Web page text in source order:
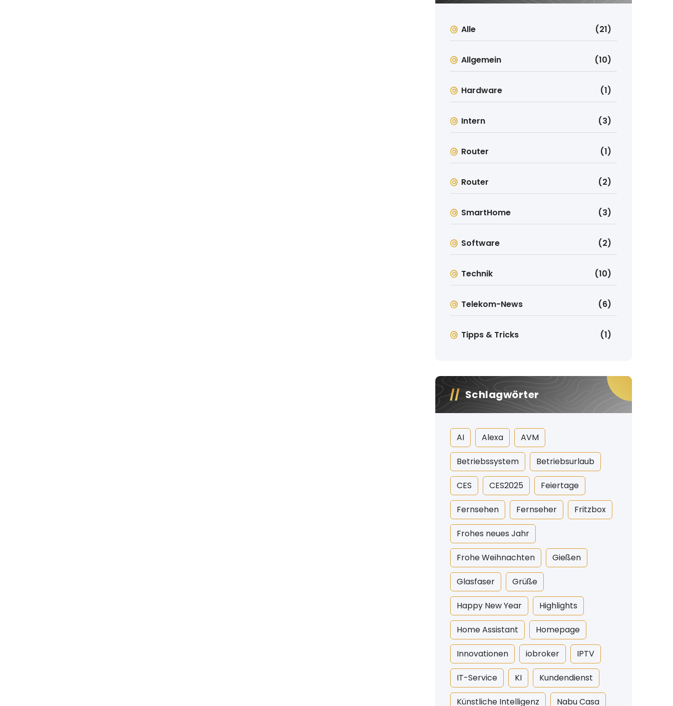
Alle (21)
Allgemein (10)
Hardware (1)
Intern (3)
Router (1)
Router (2)
SmartHome (3)
Software (2)
Technik (10)
Telekom-News (6)
Tipps & Tricks (1)
Schlagwörter
AI Alexa AVM
Betriebssystem Betriebsurlaub
CES CES2025 Feiertage
Fernsehen Fernseher Fritzbox
Frohes neues Jahr
Frohe Weihnachten Gießen
Glasfaser Grüße
Happy New Year Highlights
Home Assistant Homepage
Innovationen iobroker IPTV
IT-Service KI Kundendienst
Künstliche Intelligenz Nabu Casa